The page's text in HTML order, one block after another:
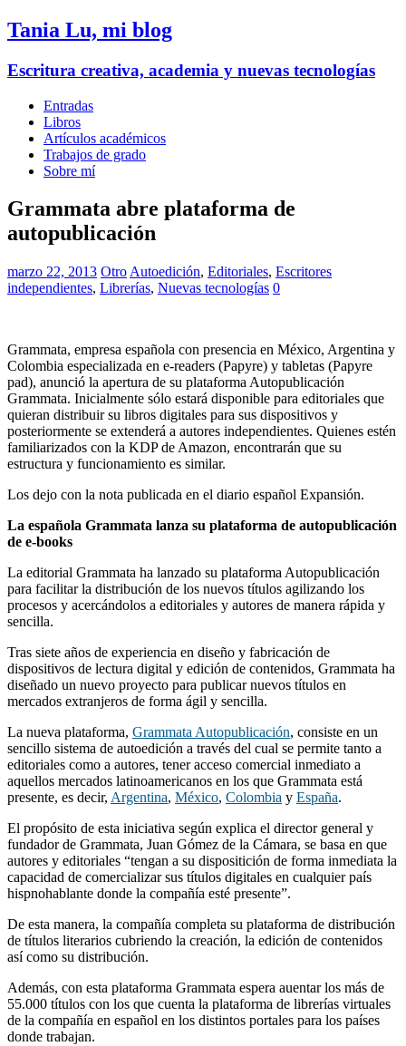
Tania Lu, mi blog
Escritura creativa, academia y nuevas tecnologías
Entradas
Libros
Artículos académicos
Trabajos de grado
Sobre mí
Grammata abre plataforma de
autopublicación
marzo 22, 2013 Otro Autoedición, Editoriales, Escritores
independientes, Librerías, Nuevas tecnologías 0
Grammata, empresa española con presencia en México, Argentina y
Colombia especializada en e-readers (Papyre) y tabletas (Papyre
pad), anunció la apertura de su plataforma Autopublicación
Grammata. Inicialmente sólo estará disponible para editoriales que
quieran distribuir su libros digitales para sus dispositivos y
posteriormente se extenderá a autores independientes. Quienes estén
familiarizados con la KDP de Amazon, encontrarán que su
estructura y funcionamiento es similar.
Los dejo con la nota publicada en el diario español Expansión.
La española Grammata lanza su plataforma de autopublicación
de e-books
La editorial Grammata ha lanzado su plataforma Autopublicación
para facilitar la distribución de los nuevos títulos agilizando los
procesos y acercándolos a editoriales y autores de manera rápida y
sencilla.
Tras siete años de experiencia en diseño y fabricación de
dispositivos de lectura digital y edición de contenidos, Grammata ha
diseñado un nuevo proyecto para publicar nuevos títulos en
mercados extranjeros de forma ágil y sencilla.
La nueva plataforma, Grammata Autopublicación, consiste en un
sencillo sistema de autoedición a través del cual se permite tanto a
editoriales como a autores, tener acceso comercial inmediato a
aquellos mercados latinoamericanos en los que Grammata está
presente, es decir, Argentina, México, Colombia y España.
El propósito de esta iniciativa según explica el director general y
fundador de Grammata, Juan Gómez de la Cámara, se basa en que
autores y editoriales “tengan a su dispositición de forma inmediata la
capacidad de comercializar sus títulos digitales en cualquier país
hispnohablante donde la compañía esté presente”.
De esta manera, la compañía completa su plataforma de distribución
de títulos literarios cubriendo la creación, la edición de contenidos
así como su distribución.
Además, con esta plataforma Grammata espera auentar los más de
55.000 títulos con los que cuenta la plataforma de librerías virtuales
de la compañía en español en los distintos portales para los países
donde trabajan.